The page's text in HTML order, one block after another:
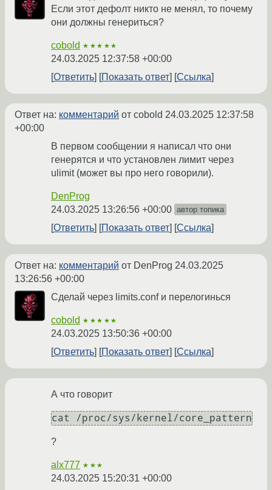
Если этот дефолт никто не менял, то почему
они должны генериться?
cobold ★★★★★
24.03.2025 12:37:58 +00:00
Ответить
Показать ответ Ссылка
Ответ на: комментарий от cobold 24.03.2025 12:37:58
+00:00
В первом сообщении я написал что они
генерятся и что установлен лимит через
ulimit (может вы про него говорили).
DenProg
24.03.2025 13:26:56 +00:00 автор топика
Ответить Показать ответ Ссылка
Ответ на: комментарий от DenProg 24.03.2025
13:26:56 +00:00
Сделай через limits.conf и перелогинься
cobold ★★★★★
24.03.2025 13:50:36 +00:00
Ответить
Показать ответ Ссылка
А что говорит
?
alx777 ★★★
24.03.2025 15:20:31 +00:00